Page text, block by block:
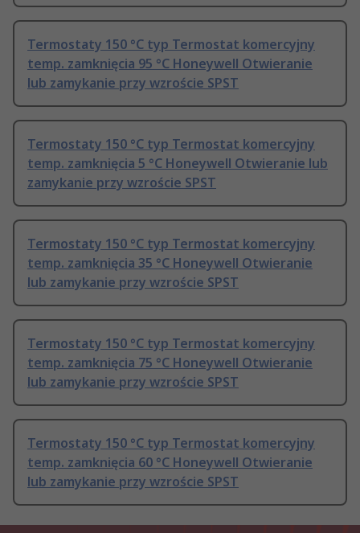
Termostaty 150 °C typ Termostat komercyjny
temp. zamknięcia 95 °C Honeywell Otwieranie
lub zamykanie przy wzroście SPST
Termostaty 150 °C typ Termostat komercyjny
temp. zamknięcia 5 °C Honeywell Otwieranie lub
zamykanie przy wzroście SPST
Termostaty 150 °C typ Termostat komercyjny
temp. zamknięcia 35 °C Honeywell Otwieranie
lub zamykanie przy wzroście SPST
Termostaty 150 °C typ Termostat komercyjny
temp. zamknięcia 75 °C Honeywell Otwieranie
lub zamykanie przy wzroście SPST
Termostaty 150 °C typ Termostat komercyjny
temp. zamknięcia 60 °C Honeywell Otwieranie
lub zamykanie przy wzroście SPST